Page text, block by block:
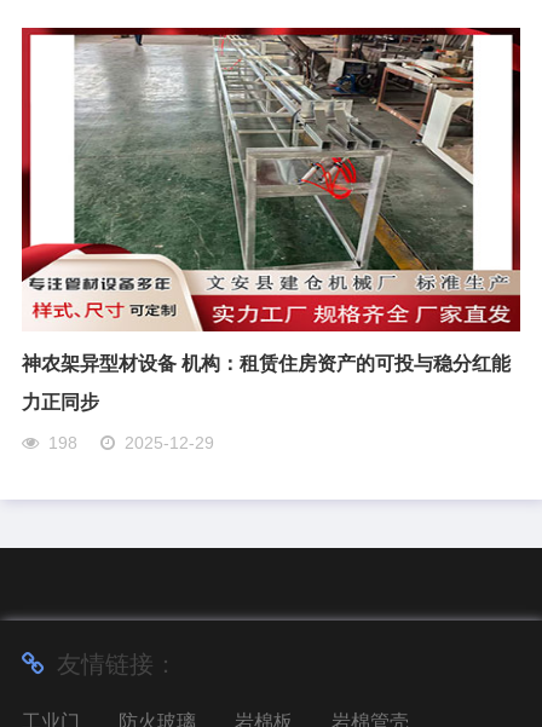
神农架异型材设备 机构：租赁住房资产的可投与稳分红能
力正同步
198 2025-12-29
友情链接：
工业门 防火玻璃 岩棉板
岩棉管壳